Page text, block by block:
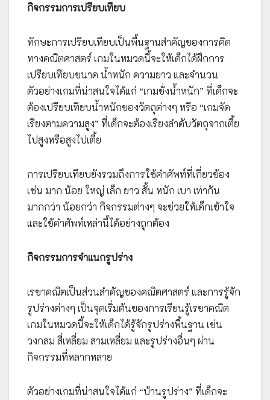
กิจกรรมการเปรียบเทียบ
ทักษะการเปรียบเทียบเป็นพื้นฐานสำคัญของการคิด
ทางคณิตศาสตร์ เกมในหมวดนี้จะให้เด็กได้ฝึกการ
เปรียบเทียบขนาด น้ำหนัก ความยาว และจำนวน
ตัวอย่างเกมที่น่าสนใจได้แก่ “เกมชั่งน้ำหนัก” ที่เด็กจะ
ต้องเปรียบเทียบน้ำหนักของวัตถุต่างๆ หรือ “เกมจัด
เรียงตามความสูง” ที่เด็กจะต้องเรียงลำดับวัตถุจากเตี้ย
ไปสูงหรือสูงไปเตี้ย
การเปรียบเทียบยังรวมถึงการใช้คำศัพท์ที่เกี่ยวข้อง
เช่น มาก น้อย ใหญ่ เล็ก ยาว สั้น หนัก เบา เท่ากัน
มากกว่า น้อยกว่า กิจกรรมต่างๆ จะช่วยให้เด็กเข้าใจ
และใช้คำศัพท์เหล่านี้ได้อย่างถูกต้อง
กิจกรรมการจำแนกรูปร่าง
เรขาคณิตเป็นส่วนสำคัญของคณิตศาสตร์ และการรู้จัก
รูปร่างต่างๆ เป็นจุดเริ่มต้นของการเรียนรู้เรขาคณิต
เกมในหมวดนี้จะให้เด็กได้รู้จักรูปร่างพื้นฐาน เช่น
วงกลม สี่เหลี่ยม สามเหลี่ยม และรูปร่างอื่นๆ ผ่าน
กิจกรรมที่หลากหลาย
ตัวอย่างเกมที่น่าสนใจได้แก่ “บ้านรูปร่าง” ที่เด็กจะ